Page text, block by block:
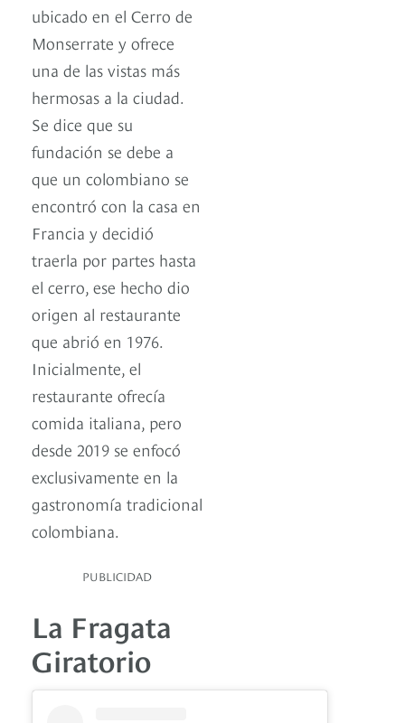
ubicado en el Cerro de
Monserrate y ofrece
una de las vistas más
hermosas a la ciudad.
Se dice que su
fundación se debe a
que un colombiano se
encontró con la casa en
Francia y decidió
traerla por partes hasta
el cerro, ese hecho dio
origen al restaurante
que abrió en 1976.
Inicialmente, el
restaurante ofrecía
comida italiana, pero
desde 2019 se enfocó
exclusivamente en la
gastronomía tradicional
colombiana.
PUBLICIDAD
La Fragata
Giratorio